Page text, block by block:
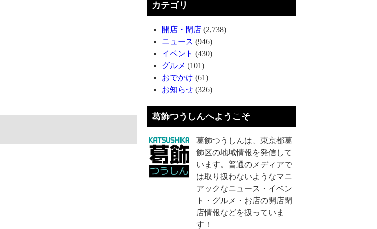
カテゴリ
開店・閉店 (2,738)
ニュース (946)
イベント (430)
グルメ (101)
おでかけ (61)
お知らせ (326)
葛飾つうしんへようこそ
葛飾つうしんは、東京都葛
飾区の地域情報を発信して
います。普通のメディアで
は取り扱わないようなマニ
アックなニュース・イベン
ト・グルメ・お店の開店閉
店情報などを扱っていま
す！